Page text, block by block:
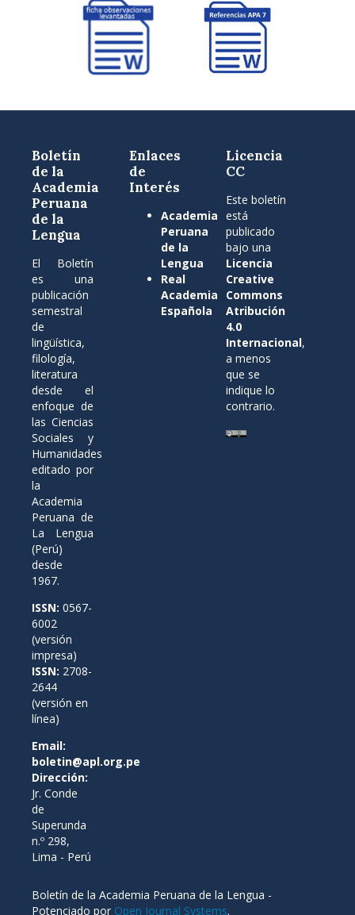
Boletín
de la
Academia
Peruana
de la
Lengua
El Boletín
es una
publicación
semestral
de
lingüística,
filología,
literatura
desde el
enfoque de
las Ciencias
Sociales y
Humanidades
editado por
la
Academia
Peruana de
La Lengua
(Perú)
desde
1967.
ISSN: 0567-
6002
(versión
impresa)
ISSN: 2708-
2644
(versión en
línea)
Email:
boletin@apl.org.pe
Dirección:
Jr. Conde
de
Superunda
n.º 298,
Lima - Perú
Enlaces
de
Interés
Academia
Peruana
de la
Lengua
Real
Academia
Española
Licencia
CC
Este boletín
está
publicado
bajo una
Licencia
Creative
Commons
Atribución
4.0
Internacional,
a menos
que se
indique lo
contrario.
Boletín de la Academia Peruana de la Lengua -
Potenciado por Open Journal Systems.